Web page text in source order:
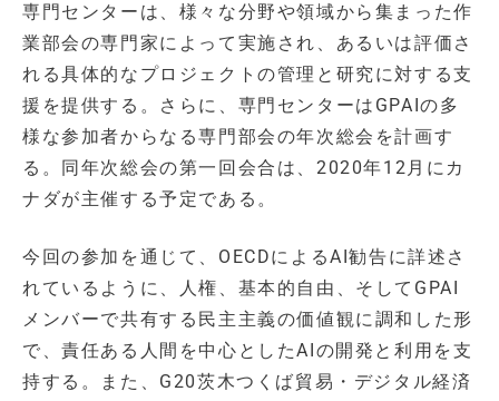
専門センターは、様々な分野や領域から集まった作
業部会の専門家によって実施され、あるいは評価さ
れる具体的なプロジェクトの管理と研究に対する支
援を提供する。さらに、専門センターはGPAIの多
様な参加者からなる専門部会の年次総会を計画す
る。同年次総会の第一回会合は、2020年12月にカ
ナダが主催する予定である。
今回の参加を通じて、OECDによるAI勧告に詳述さ
れているように、人権、基本的自由、そしてGPAI
メンバーで共有する民主主義の価値観に調和した形
で、責任ある人間を中心としたAIの開発と利用を支
持する。また、G20茨木つくば貿易・デジタル経済